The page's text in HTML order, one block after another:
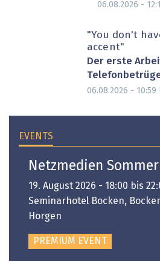
06.08.2026 -
"You don't
accent"
Der erste
06.08.2026 - 10:59
EVENTS
Netzmedien
19. August 2026 - 18:00 bis
Seminarhotel Bocken,
Horgen
PREMIUM EVENT